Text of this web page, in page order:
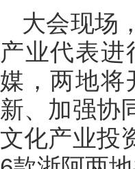
大会现场
产业代表
媒，两地将
新、加强协
文化产业投